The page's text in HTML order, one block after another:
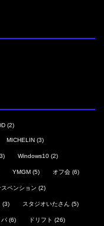
(2)
MICHELIN (3)
Windows10 (2)
YMGM (5) オフ会 (6)
スペンション (2)
(3) スタジオいたさん (5)
パ (6) ドリフト (26)